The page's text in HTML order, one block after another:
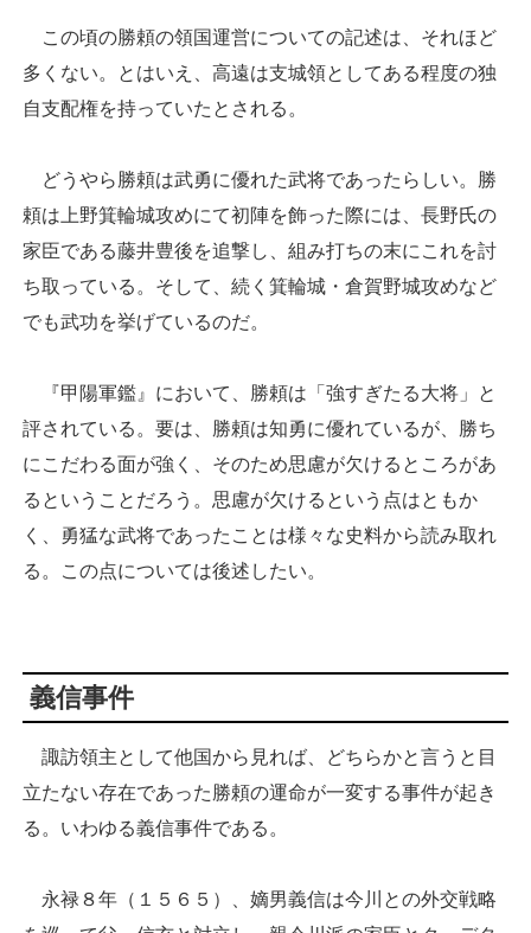
この頃の勝頼の領国運営についての記述は、それほど
多くない。とはいえ、高遠は支城領としてある程度の独
自支配権を持っていたとされる。
どうやら勝頼は武勇に優れた武将であったらしい。勝
頼は上野箕輪城攻めにて初陣を飾った際には、長野氏の
家臣である藤井豊後を追撃し、組み打ちの末にこれを討
ち取っている。そして、続く箕輪城・倉賀野城攻めなど
でも武功を挙げているのだ。
『甲陽軍鑑』において、勝頼は「強すぎたる大将」と
評されている。要は、勝頼は知勇に優れているが、勝ち
にこだわる面が強く、そのため思慮が欠けるところがあ
るということだろう。思慮が欠けるという点はともか
く、勇猛な武将であったことは様々な史料から読み取れ
る。この点については後述したい。
義信事件
諏訪領主として他国から見れば、どちらかと言うと目
立たない存在であった勝頼の運命が一変する事件が起き
る。いわゆる義信事件である。
永禄８年（１５６５）、嫡男義信は今川との外交戦略